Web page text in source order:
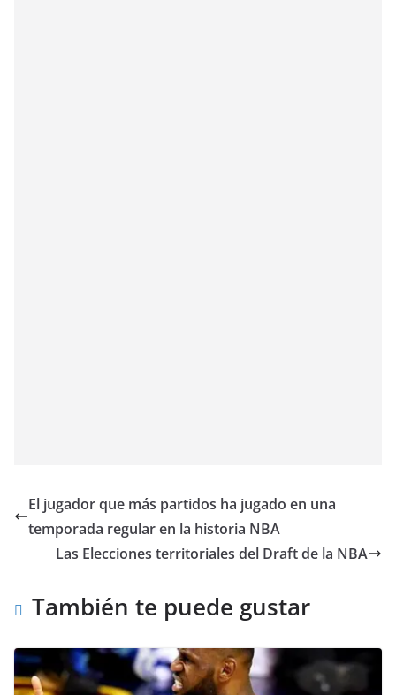
El jugador que más partidos ha jugado en una
temporada regular en la historia NBA
Las Elecciones territoriales del Draft de la NBA
También te puede gustar